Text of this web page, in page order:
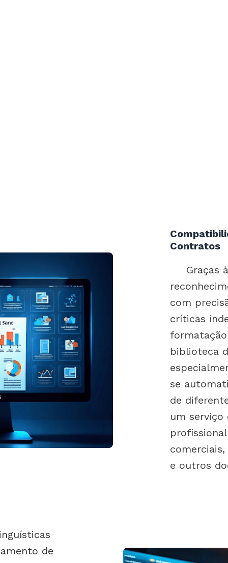
Contratos
Graças
com
críticas
biblioteca
se
de
um serviço
e outros
de